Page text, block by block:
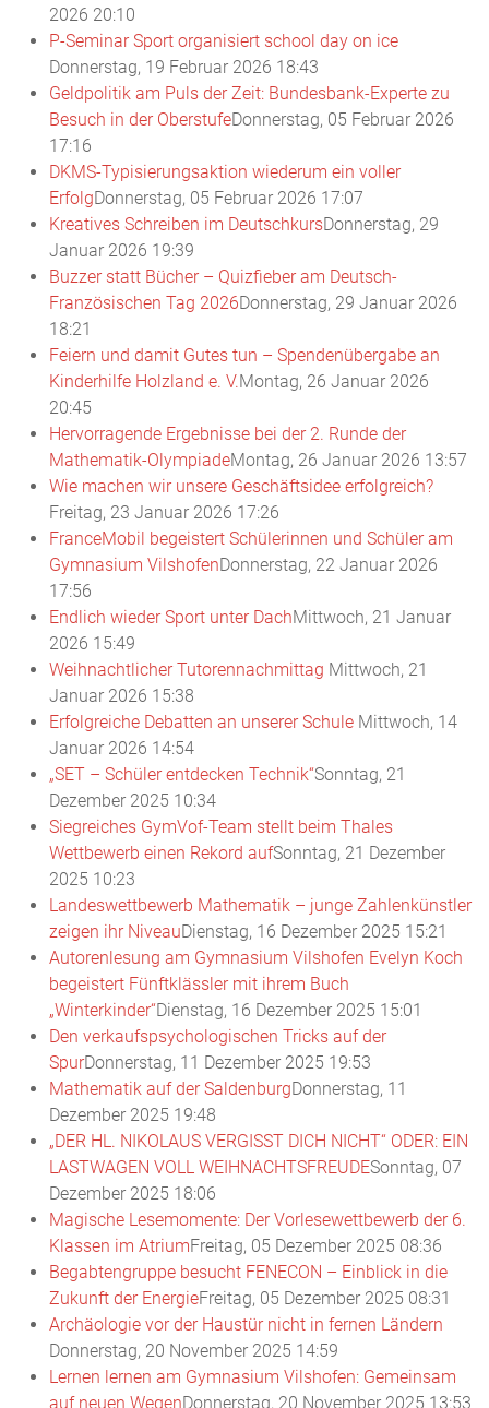
2026 20:10
P-Seminar Sport organisiert school day on ice
Donnerstag, 19 Februar 2026 18:43
Geldpolitik am Puls der Zeit: Bundesbank-Experte zu
Besuch in der OberstufeDonnerstag, 05 Februar 2026
17:16
DKMS-Typisierungsaktion wiederum ein voller
ErfolgDonnerstag, 05 Februar 2026 17:07
Kreatives Schreiben im DeutschkursDonnerstag, 29
Januar 2026 19:39
Buzzer statt Bücher – Quizfieber am Deutsch-
Französischen Tag 2026Donnerstag, 29 Januar 2026
18:21
Feiern und damit Gutes tun – Spendenübergabe an
Kinderhilfe Holzland e. V.Montag, 26 Januar 2026
20:45
Hervorragende Ergebnisse bei der 2. Runde der
Mathematik-OlympiadeMontag, 26 Januar 2026 13:57
Wie machen wir unsere Geschäftsidee erfolgreich?
Freitag, 23 Januar 2026 17:26
FranceMobil begeistert Schülerinnen und Schüler am
Gymnasium VilshofenDonnerstag, 22 Januar 2026
17:56
Endlich wieder Sport unter DachMittwoch, 21 Januar
2026 15:49
Weihnachtlicher Tutorennachmittag Mittwoch, 21
Januar 2026 15:38
Erfolgreiche Debatten an unserer Schule Mittwoch, 14
Januar 2026 14:54
„SET – Schüler entdecken Technik“Sonntag, 21
Dezember 2025 10:34
Siegreiches GymVof-Team stellt beim Thales
Wettbewerb einen Rekord aufSonntag, 21 Dezember
2025 10:23
Landeswettbewerb Mathematik – junge Zahlenkünstler
zeigen ihr NiveauDienstag, 16 Dezember 2025 15:21
Autorenlesung am Gymnasium Vilshofen Evelyn Koch
begeistert Fünftklässler mit ihrem Buch
„Winterkinder“Dienstag, 16 Dezember 2025 15:01
Den verkaufspsychologischen Tricks auf der
SpurDonnerstag, 11 Dezember 2025 19:53
Mathematik auf der SaldenburgDonnerstag, 11
Dezember 2025 19:48
„DER HL. NIKOLAUS VERGISST DICH NICHT“ ODER: EIN
LASTWAGEN VOLL WEIHNACHTSFREUDESonntag, 07
Dezember 2025 18:06
Magische Lesemomente: Der Vorlesewettbewerb der 6.
Klassen im AtriumFreitag, 05 Dezember 2025 08:36
Begabtengruppe besucht FENECON – Einblick in die
Zukunft der EnergieFreitag, 05 Dezember 2025 08:31
Archäologie vor der Haustür nicht in fernen Ländern
Donnerstag, 20 November 2025 14:59
Lernen lernen am Gymnasium Vilshofen: Gemeinsam
auf neuen WegenDonnerstag, 20 November 2025 13:53